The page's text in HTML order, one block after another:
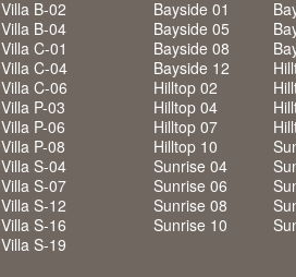
Villa B-02
Villa B-04
Villa C-01
Villa C-04
Villa C-06
Villa P-03
Villa P-06
Villa P-08
Villa S-04
Villa S-07
Villa S-12
Villa S-16
Villa S-19
Bayside 01
Bayside 05
Bayside 08
Bayside 12
Hilltop 02
Hilltop 04
Hilltop 07
Hilltop 10
Sunrise 04
Sunrise 06
Sunrise 08
Sunrise 10